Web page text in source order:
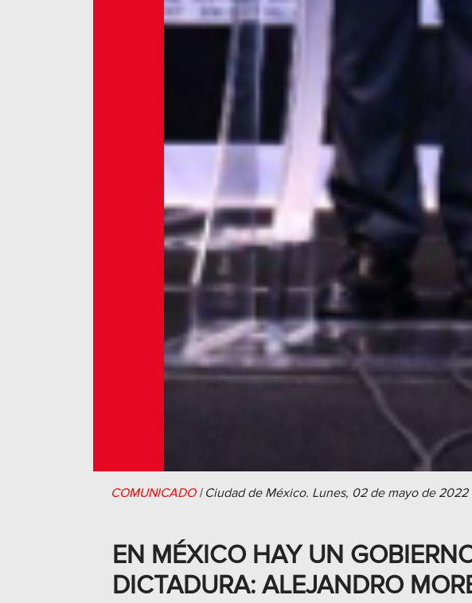
COMUNICADO| Ciudad de México. Lunes, 02 de mayo de 2022
EN MÉXICO HAY UN
DICTADURA: ALEJANDRO